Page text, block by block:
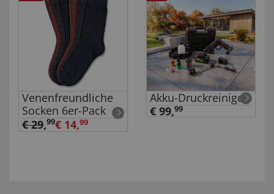
Venenfreundliche
Socken 6er-Pack
€ 29,99€ 14,99
Akku-Druckreiniger
€ 99,99